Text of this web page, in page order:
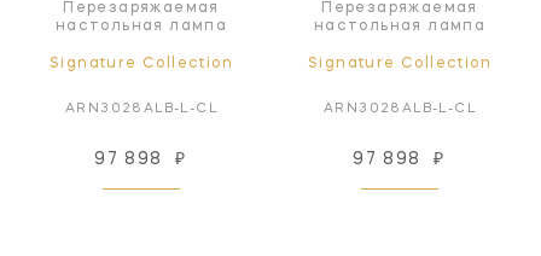
Перезаряжаемая
настольная лампа
Signature Collection
ARN3028ALB-L-CL
97 898 ₽
Перезаряжаемая
настольная лампа
Signature Collection
ARN3028ALB-L-CL
97 898 ₽